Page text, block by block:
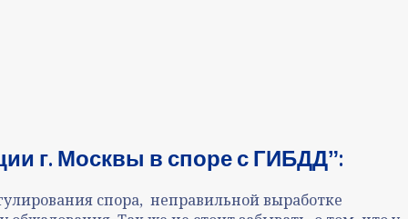
г. Москвы в споре с ГИБДДˮ:
спора, неправильной выработке